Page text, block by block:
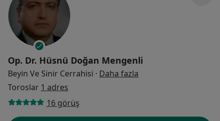
Op. Dr. Hüsnü Doğan Mengenli
Beyin Ve Sinir Cerrahisi · Daha fazla
Toroslar 1 adres
16 görüş